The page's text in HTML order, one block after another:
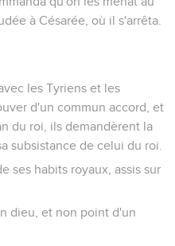
à Césarée, où il s'arrêta.
les Tyriens et les
d'un commun accord, et
du roi, ils demandèrent la
subsistance de celui du roi.
ses habits royaux, assis sur
dieu, et non point d'un